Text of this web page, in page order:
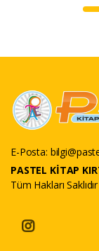
E-Posta:
PASTEL KİTAP
Tüm Hakları Saklıdır